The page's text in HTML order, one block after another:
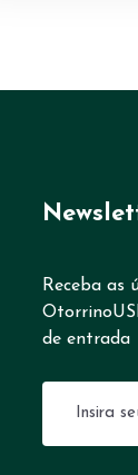
Receba as
de entrada